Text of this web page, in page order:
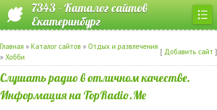
7343 - Каталог сайтов
Екатеринбург
Главная » Каталог сайтов » Отдых и развлечения
» Хобби
[ Добавить сайт ]
Слушать радио в отличном качестве.
Информация на TopRadio.Me